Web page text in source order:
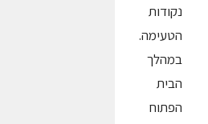
נקודות
הטעימה.
במהלך
הבית
הפתוח